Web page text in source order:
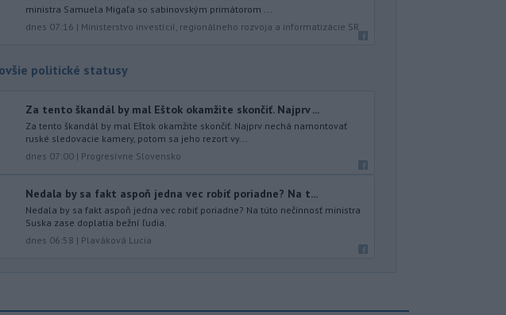
poskytovania dotácií v
rezortu.
rafinérii
uskladnený ropný
že obyvateľom nehrozí
zo zdravotných rizík
Je preto dobré držať sa
používať
či dodržiavať
ministra Samuela Migaľa so sabinovským primátorom ...
dnes 07:16 | Ministerstvo investícií, regionálneho rozvoja a informatizácie SR
politické statusy
Za tento škandál by mal Eštok okamžite skončiť. Najprv ...
Za tento škandál by mal Eštok okamžite skončiť. Najprv nechá namontovať
ruské sledovacie kamery, potom sa jeho rezort vy...
dnes 07:00 | Progresívne Slovensko
Nedala by sa fakt aspoň jedna vec robiť poriadne? Na t...
Nedala by sa fakt aspoň jedna vec robiť poriadne? Na túto nečinnosť ministra
Suska zase doplatia bežní ľudia.
dnes 06:58 | Plaváková Lucia